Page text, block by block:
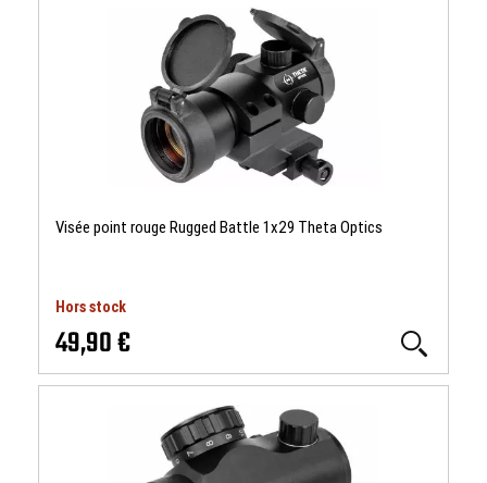
Visée point rouge Rugged Battle 1x29 Theta Optics
Hors stock
49,90 €